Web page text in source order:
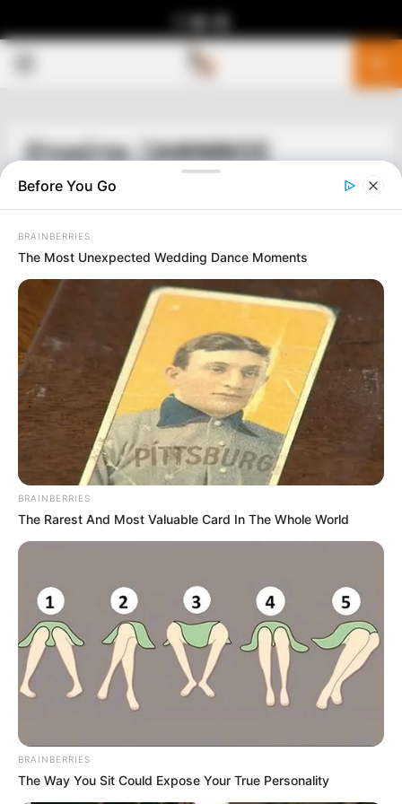
Ετικέτα: ΞΑΦΝΙΚΟΣ
ΘΑΝΑΤΟΣ
ΣΗΜΑΝΤΙΚΕΣ ΕΙΔΗΣΕΙΣ
Σακελλαροπούλου για θανάτους
αθλητών: “Δεν θα γλυτώσει κανένας την
τιμωρία”!
κανένας την τιμωρία”! Την παρέμβαση της ανώτατης
αθλητικής Εισαγγελέα, Αντεισαγγελέα Αρείου Πάγου
Βιργινίας Σακελλαροπούλου, προκάλεσε το φαινόμενο
των αιφνιδίων...
Before You Go
BRAINBERRIES
The Most Unexpected Wedding Dance Moments
BRAINBERRIES
The Rarest And Most Valuable Card In The Whole World
BRAINBERRIES
The Way You Sit Could Expose Your True Personality